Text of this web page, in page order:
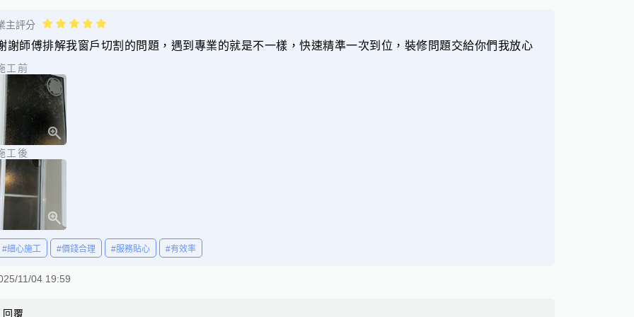
主評分
謝師傅排解我窗戶切割的問題，遇到專業的就是不一樣，快速精準一次到位，裝修問題交給你們我放心
工前
工後
#細心施工 #價錢合理 #服務貼心 #有效率
11/04 19:59
回覆